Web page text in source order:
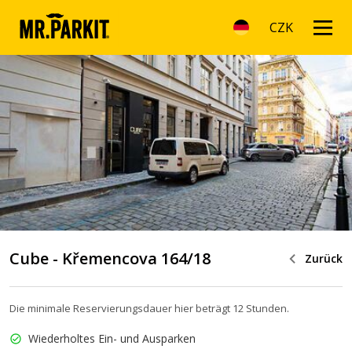
CZK
Cube - Křemencova 164/18 Zurück
Die minimale Reservierungsdauer hier beträgt 12 Stunden.
Wiederholtes Ein- und Ausparken